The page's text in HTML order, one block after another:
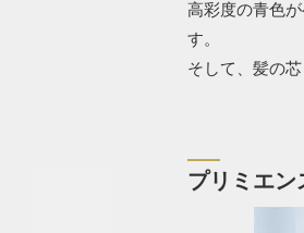
高彩度の青色
す。
そして、髪の
プリミエン